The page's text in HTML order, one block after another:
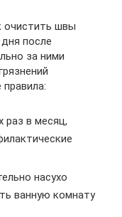
очистить швы
после
за ними
раз в месяц,
насухо
ванную комнату